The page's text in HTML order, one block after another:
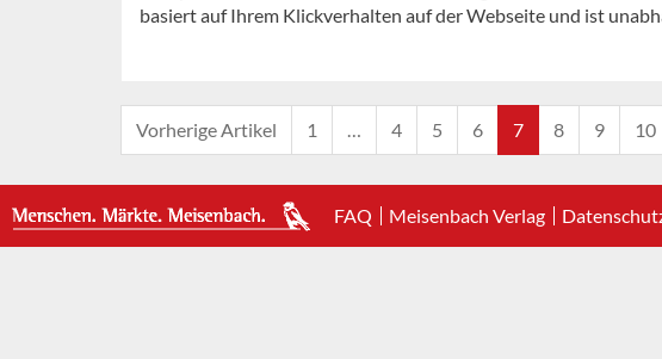
basiert auf Ihrem Klickverhalten auf der Webseite und ist
Vorherige Artikel 1 … 4 5 6 7 8 9 10
FAQ Meisenbach Verlag